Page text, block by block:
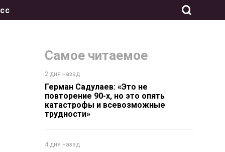
Самое читаемое
2 дня назад
Герман Садулаев: «Это не
повторение 90-х, но это опять
катастрофы и всевозможные
трудности»
4 дня назад